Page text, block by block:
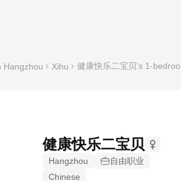
Hangzhou Xihu 健康快乐二宝贝's 1-
健康快乐二宝贝
Hangzhou
自由职业
Chinese